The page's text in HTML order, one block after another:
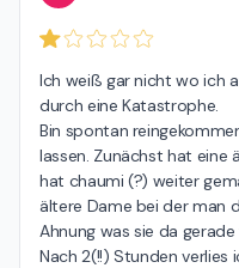
Ich weiß gar nicht wo ich
durch eine Katastrophe.
Bin spontan
lassen. Zunächst hat eine
hat chaumi (?) weiter
ältere Dame bei der man
Ahnung was sie da gerade
Nach 2(!!) Stunden